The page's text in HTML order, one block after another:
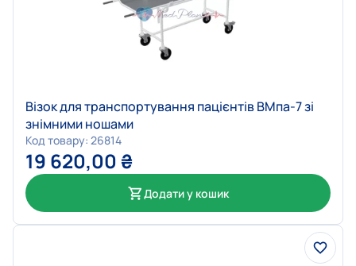
Візок для транспортування пацієнтів ВМпа-7 зі
знімними ношами
Код товару: 26814
19 620,00 ₴
Додати у кошик